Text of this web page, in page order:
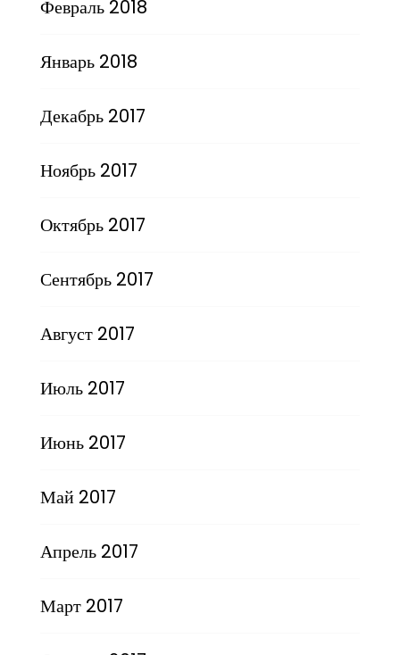
Февраль 2018
Январь 2018
Декабрь 2017
Ноябрь 2017
Октябрь 2017
Сентябрь 2017
Август 2017
Июль 2017
Июнь 2017
Май 2017
Апрель 2017
Март 2017